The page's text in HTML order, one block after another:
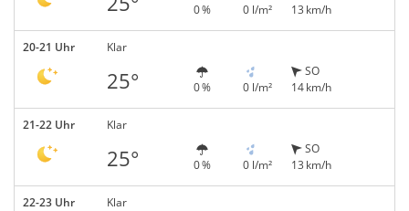
0 % 0 l/m²
13 km/h
20-21 Uhr Klar
25° 0 % 0 l/m²
SO
14 km/h
21-22 Uhr Klar
25° 0 % 0 l/m²
SO
13 km/h
22-23 Uhr Klar